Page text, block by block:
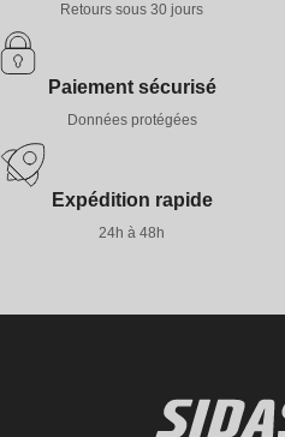
Retours sous 30 jours
Paiement sécurisé
Données protégées
Expédition rapide
24h à 48h